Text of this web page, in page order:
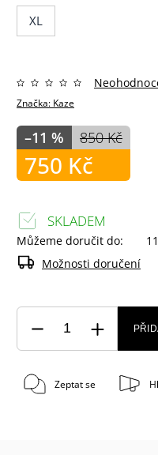
XL
Značka: Kaze
850 Kč
–11 %
750 Kč
SKLADEM
Můžeme doručit do:
Možnosti doručení
Zeptat se